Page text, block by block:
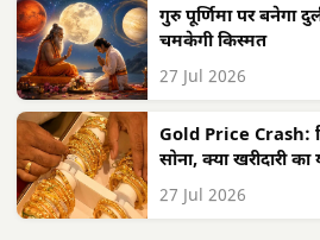
गुरु पूर्णिमा पर बनेगा
चमकेगी किस्मत
27 Jul 2026
Gold Price Crash:
सोना, क्या खरीदारी
27 Jul 2026